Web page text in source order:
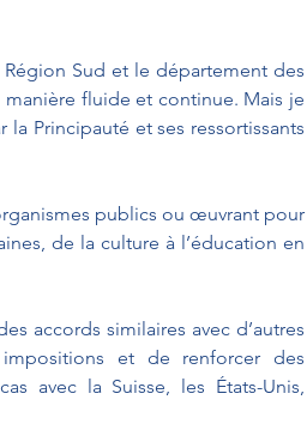
Sud et le département des
fluide et continue. Mais je
Principauté et ses ressortissants
publics ou œuvrant pour
de la culture à l’éducation en
accords similaires avec d’autres
et de renforcer des
avec la Suisse, les États-Unis,